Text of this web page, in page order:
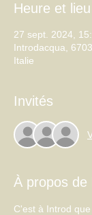
Heure et lieu
27 sept. 2024,
Introdacqua,
Italie
Invités
À propos de
C'est à Introd